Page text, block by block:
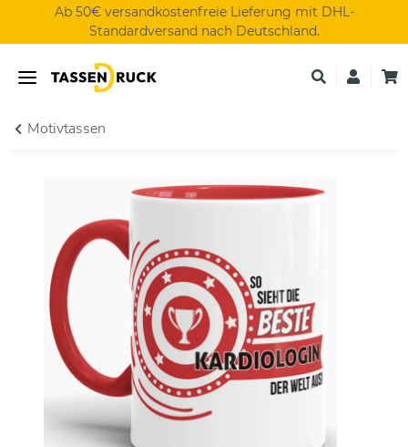
Ab 50€ versandkostenfreie Lieferung mit DHL-
Standardversand nach Deutschland.
Motivtassen